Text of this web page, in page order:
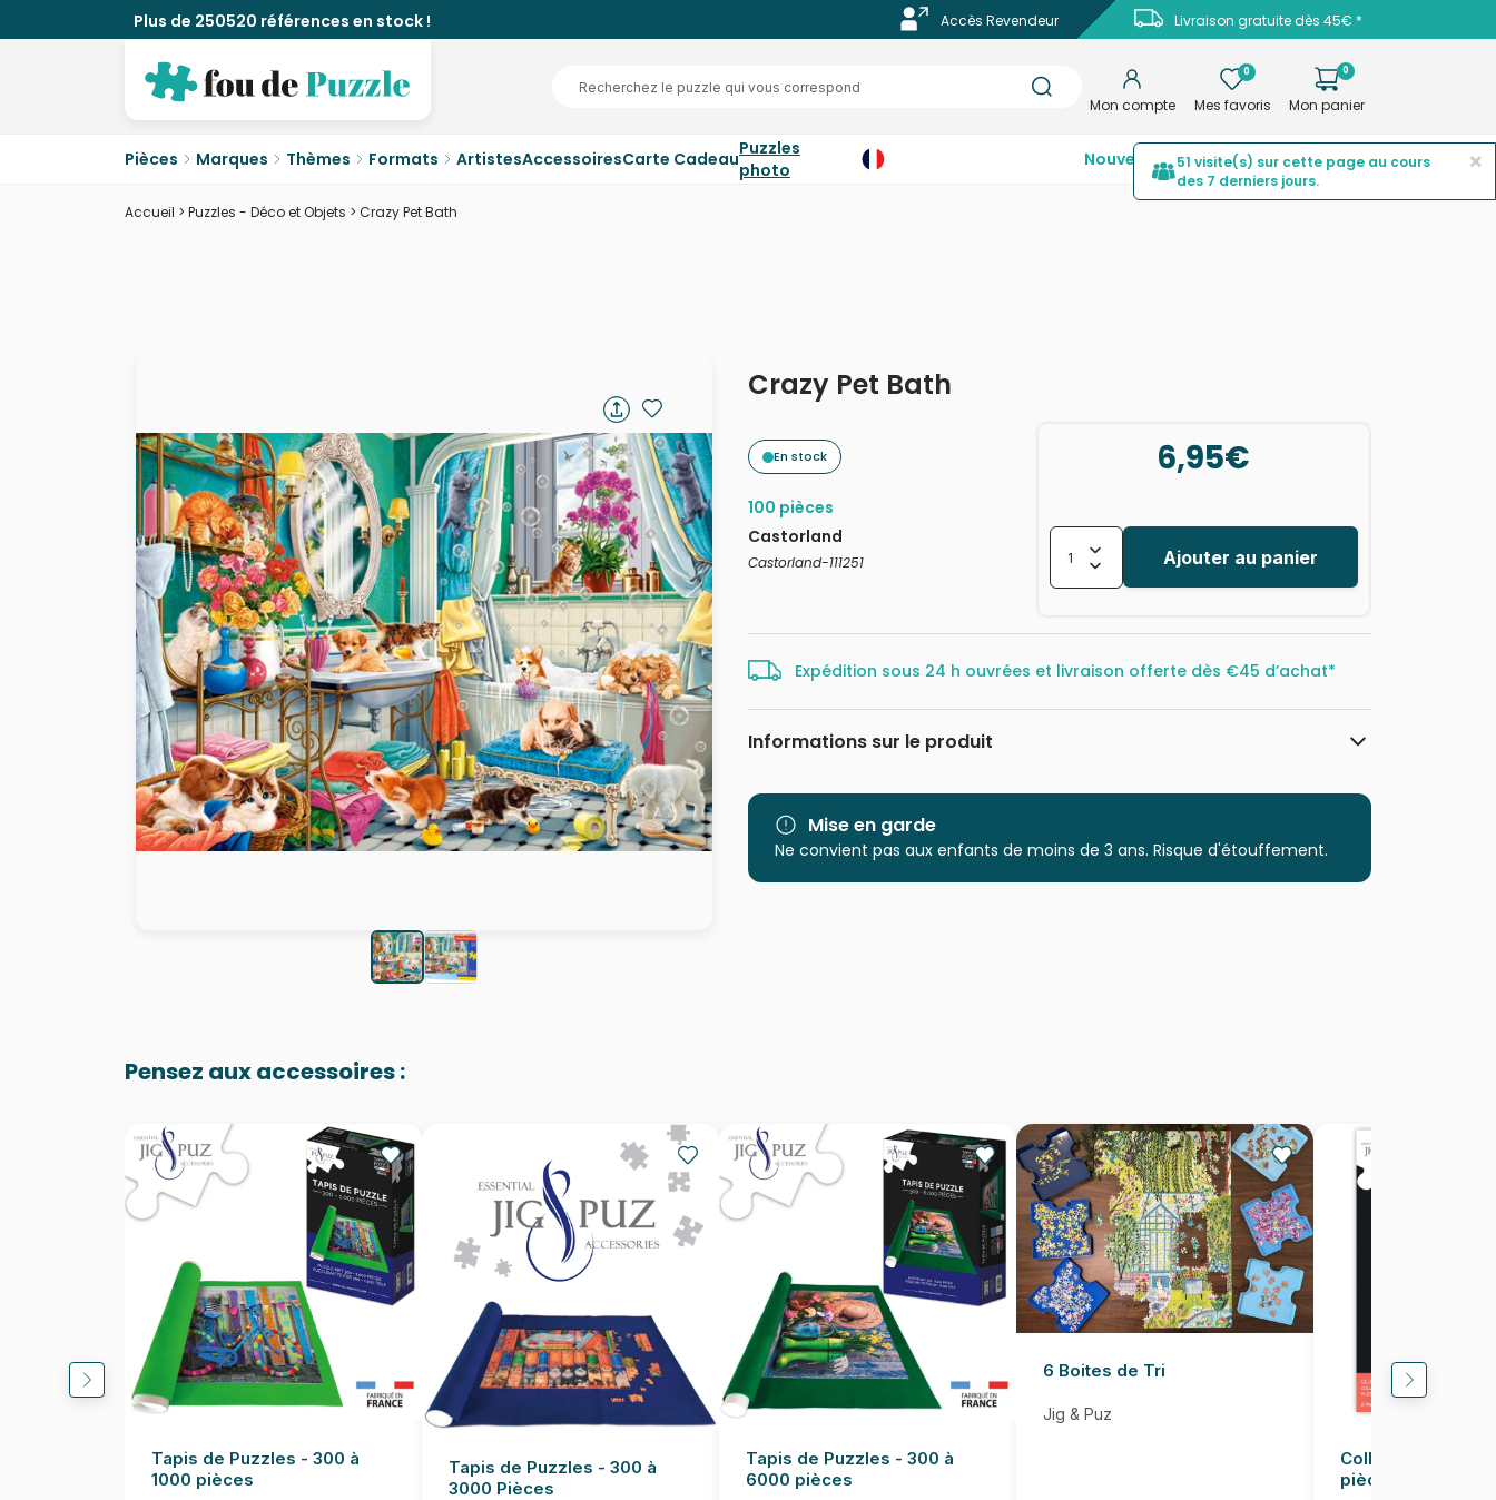
Plus de 250520 références en stock ! Livraison gratuite dès 45€ *
Accès Revendeur
Mon compte
0
Mes favoris
0
Mon panier
Pièces Marques Thèmes Formats ArtistesAccessoiresCarte CadeauPuzzles
photo
NouveautésTop ventesPromotions
Accueil > Puzzles - Déco et Objets > Crazy Pet Bath
Crazy Pet Bath
En stock
100 pièces
Castorland
Castorland-111251
6,95€
Ajouter au panier
Expédition sous 24 h ouvrées et livraison offerte dès €45 d’achat*
Informations sur le produit
Catégorie
Puzzles - Déco et Objets
Age
à partir de 6 ans (50 à 100 pièces)
Mise en garde
Ne convient pas aux enfants de moins de 3 ans. Risque d'étouffement.
Pensez aux accessoires :
Tapis de Puzzles - 300 à
1000 pièces
Tapis de Puzzles - 300 à
3000 Pièces
Tapis de Puzzles - 300 à
6000 pièces
6 Boites de Tri
Jig & Puz
Colle pour Puzzle
pièces
×
51 visite(s) sur cette page au cours
des 7 derniers jours.